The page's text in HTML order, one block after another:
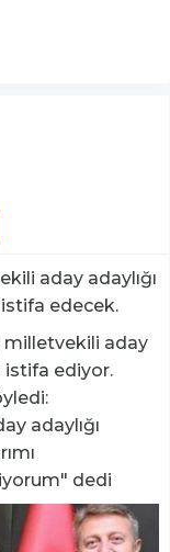
aday adaylığı
edecek.
milletvekili aday
istifa ediyor.
adaylığı
dedi